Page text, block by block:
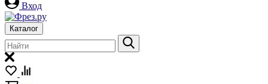
Вход
Каталог